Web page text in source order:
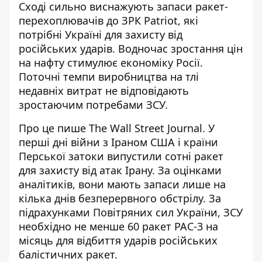
Сході сильно виснажують запаси ракет-
перехоплювачів до ЗРК Patriot, які
потрібні Україні для захисту від
російських ударів. Водночас зростання цін
на нафту стимулює економіку Росії.
Поточні темпи виробництва на тлі
недавніх витрат не відповідають
зростаючим потребами ЗСУ.
Про це пише The Wall Street Journal. У
перші дні війни з Іраном США і країни
Перської затоки випустили сотні ракет
для захисту від атак Ірану. За оцінками
аналітиків, вони мають запаси лише на
кілька днів безперервного обстрілу. За
підрахунками Повітряних сил України, ЗСУ
необхідно не менше 60 ракет PAC-3 на
місяць для відбиття ударів російських
балістичних ракет.